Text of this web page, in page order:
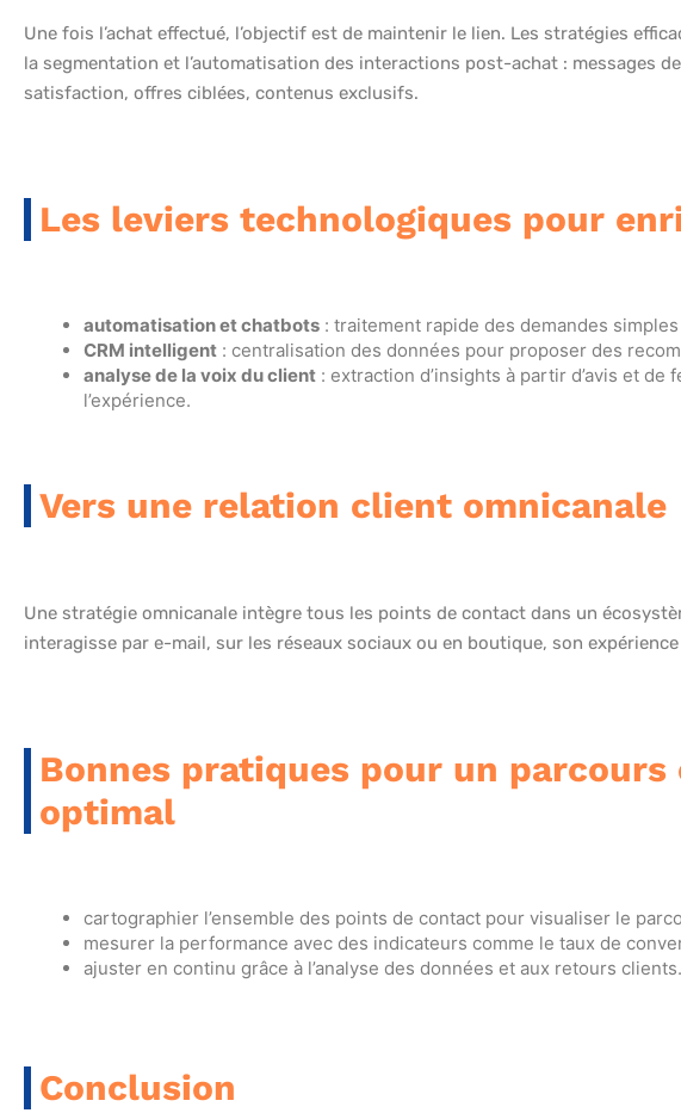
Une fois l’achat effectué, l’objectif est de maintenir le lien. Les stratégies
la segmentation et l’automatisation des interactions post-achat : messages
satisfaction, offres ciblées, contenus exclusifs.
Les leviers technologiques pour
automatisation et chatbots : traitement rapide des demandes
CRM intelligent : centralisation des données pour proposer des
analyse de la voix du client : extraction d’insights à partir d’avis et de
l’expérience.
Vers une relation client omnicanale
Une stratégie omnicanale intègre tous les points de contact dans un
interagisse par e-mail, sur les réseaux sociaux ou en boutique, son
Bonnes pratiques pour un
optimal
cartographier l’ensemble des points de contact pour visualiser le
mesurer la performance avec des indicateurs comme le taux de
ajuster en continu grâce à l’analyse des données et aux retours clients.
Conclusion